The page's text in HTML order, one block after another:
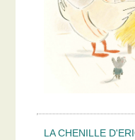
LA CHENILLE